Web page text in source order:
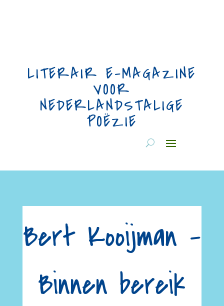
LITERAIR E-MAGAZINE
VOOR
NEDERLANDSTALIGE
POËZIE
Bert Kooijman –
Binnen bereik